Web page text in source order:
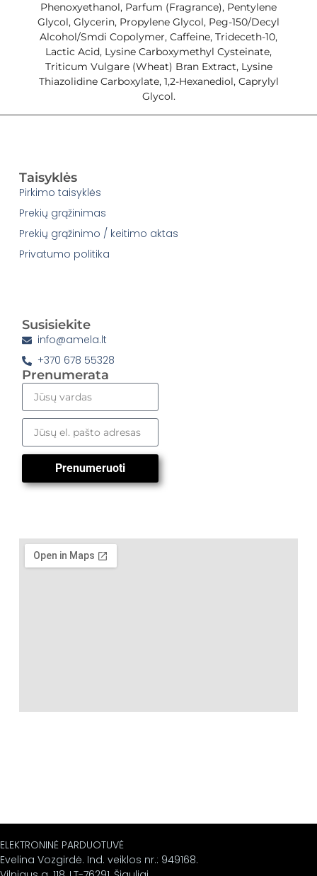
Phenoxyethanol, Parfum (Fragrance), Pentylene
Glycol, Glycerin, Propylene Glycol, Peg-150/Decyl
Alcohol/Smdi Copolymer, Caffeine, Trideceth-10,
Lactic Acid, Lysine Carboxymethyl Cysteinate,
Triticum Vulgare (Wheat) Bran Extract, Lysine
Thiazolidine Carboxylate, 1,2-Hexanediol, Caprylyl
Glycol.
Taisyklės
Pirkimo taisyklės
Prekių grąžinimas
Prekių grąžinimo / keitimo aktas
Privatumo politika
Susisiekite
info@amela.lt
+370 678 55328
Prenumerata
Prenumeruoti
ELEKTRONINĖ PARDUOTUVĖ
Evelina Vozgirdė. Ind. veiklos nr.: 949168.